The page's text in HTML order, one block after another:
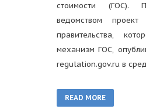
стоимости (ГОС).
ведомством проект
правительства,
механизм ГОС,
regulation.gov.ru в
READ MORE